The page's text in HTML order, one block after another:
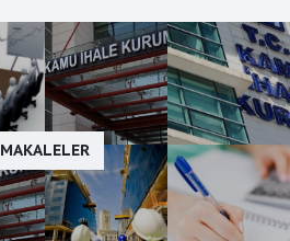
MAKALELER